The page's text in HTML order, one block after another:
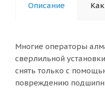
Описание
Многие операторы
сверлильной
снять только с
повреждению